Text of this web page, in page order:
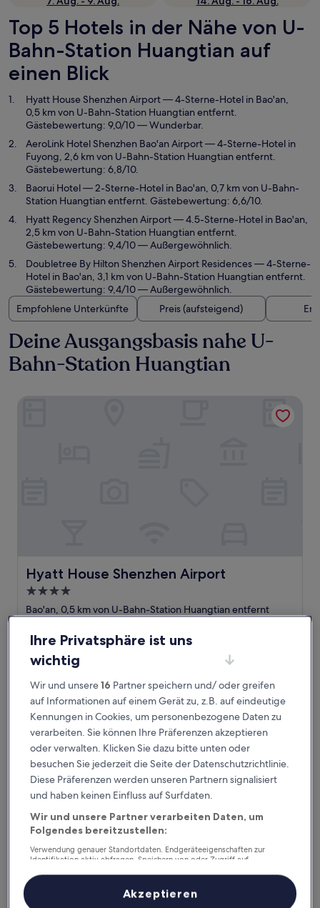
Top 5 Hotels in der Nähe von U-
Bahn-Station Huangtian auf
einen Blick
Hyatt House Shenzhen Airport— 4-Sterne-Hotel in Bao'an,
0,5 km von U-Bahn-Station Huangtian entfernt.
Gästebewertung: 9,0/10 — Wunderbar.
AeroLink Hotel Shenzhen Bao'an Airport— 4-Sterne-Hotel in
Fuyong, 2,6 km von U-Bahn-Station Huangtian entfernt.
Gästebewertung: 6,8/10.
Baorui Hotel— 2-Sterne-Hotel in Bao'an, 0,7 km von U-Bahn-
Station Huangtian entfernt. Gästebewertung: 6,6/10.
Hyatt Regency Shenzhen Airport— 4.5-Sterne-Hotel in Bao'an,
2,5 km von U-Bahn-Station Huangtian entfernt.
Gästebewertung: 9,4/10 — Außergewöhnlich.
Doubletree By Hilton Shenzhen Airport Residences— 4-Sterne-
Hotel in Bao'an, 3,1 km von U-Bahn-Station Huangtian entfernt.
Gästebewertung: 9,4/10 — Außergewöhnlich.
Empfohlene Unterkünfte
Preis (aufsteigend)
Deine Ausgangsbasis nahe U-
Bahn-Station Huangtian
Hyatt House Shenzhen Airport
Hyatt House Shenzhen Airport
4.0-
Sterne-
Unterkunft
Bao'an, 0,5 km von U-Bahn-Station Huangtian entfernt
von
Wunderbar,
Bewertungen)
63 €
inkl. Steuern & Gebühren
AeroLink Hotel Shenzhen Bao'an Airport
AeroLink Hotel Shenzhen Bao'an Airport
AeroLink Hotel Shenzhen Bao'an Airport
Ihre Privatsphäre ist uns
wichtig
Wir und unsere16 Partner speichern und/ oder greifen
auf Informationen auf einem Gerät zu, z.B. auf eindeutige
Kennungen in Cookies, um personenbezogene Daten zu
verarbeiten. Sie können Ihre Präferenzen akzeptieren
oder verwalten. Klicken Sie dazu bitte unten oder
besuchen Sie jederzeit die Seite der Datenschutzrichtlinie.
Diese Präferenzen werden unseren Partnern signalisiert
und haben keinen Einfluss auf Surfdaten.
Wir und unsere Partner verarbeiten Daten, um
Folgendes bereitzustellen:
Verwendung genauer Standortdaten. Endgeräteeigenschaften zur
Identifikation aktiv abfragen. Speichern von oder Zugriff auf
Inhalte, Messung von Werbeleistung und der Performance von Inhalten,
Zielgruppenforschung sowie Entwicklung und Verbesserung von
Akzeptieren